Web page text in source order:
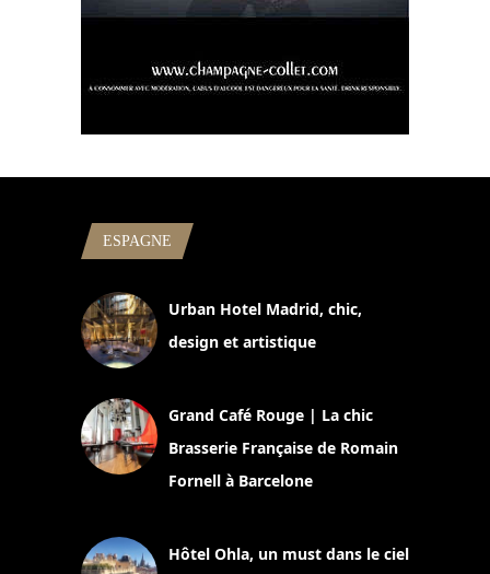
ESPAGNE
Urban Hotel Madrid, chic,
design et artistique
Grand Café Rouge | La chic
Brasserie Française de Romain
Fornell à Barcelone
Hôtel Ohla, un must dans le ciel